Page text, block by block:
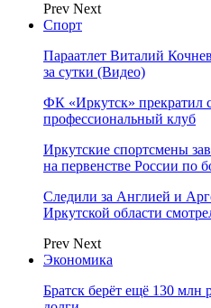
Prev Next
Спорт
Параатлет Виталий
за сутки (Видео)
ФК «Иркутск» прекратил
профессиональный клуб
Иркутские спортсмены
на первенстве России по
Следили за Англией и
Иркутской области
Prev Next
Экономика
Братск берёт ещё 130 млн